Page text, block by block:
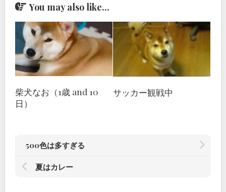
You may also like...
柴犬なお（1歳 and 10
日）
サッカー観戦中
500色は多すぎる
夏はカレー